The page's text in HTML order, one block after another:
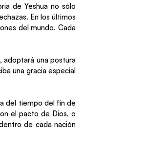
de Yeshua no sólo
En los últimos
del mundo. Cada
adoptará una postura
una gracia especial
del tiempo del fin de
el pacto de Dios, o
de cada nación